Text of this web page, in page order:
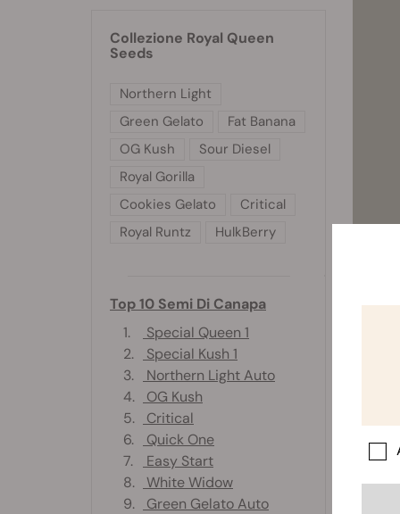
Collezione Royal Queen
Seeds
Northern Light
Green Gelato
Fat Banana
OG Kush
Sour Diesel
Royal Gorilla
Cookies Gelato
Critical
Royal Runtz
HulkBerry
Top 10 Semi Di Canapa
1.
Special Queen 1
2.
Special Kush 1
3.
Northern Light Auto
4.
OG Kush
5.
Critical
6.
Quick One
7.
Easy Start
8.
White Widow
9.
Green Gelato Auto